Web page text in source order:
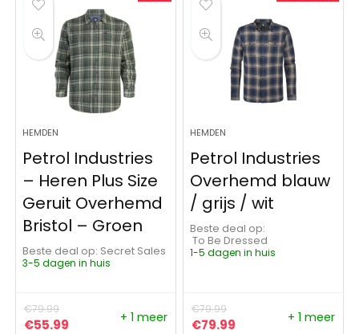
HEMDEN
Petrol Industries
– Heren Plus Size
Geruit Overhemd
Bristol – Groen
Beste deal op:
Secret Sales
3-5 dagen in huis
€79.99
Oorspronkelijke prijs was: €79.99.
€55.99 Huidige prijs is: €55.99.
+ 1 meer
HEMDEN
Petrol Industries
Overhemd blauw
/ grijs / wit
Beste deal op:
To Be Dressed
1-5 dagen in huis
€79.99
Oorspronkelijke prijs was:
€79.99 Huidige prijs is:
+ 1 meer